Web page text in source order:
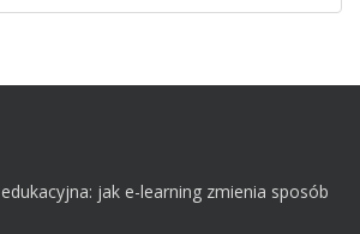
jak e-learning zmienia sposób